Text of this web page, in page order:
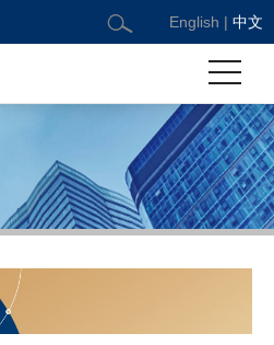
English | 中文